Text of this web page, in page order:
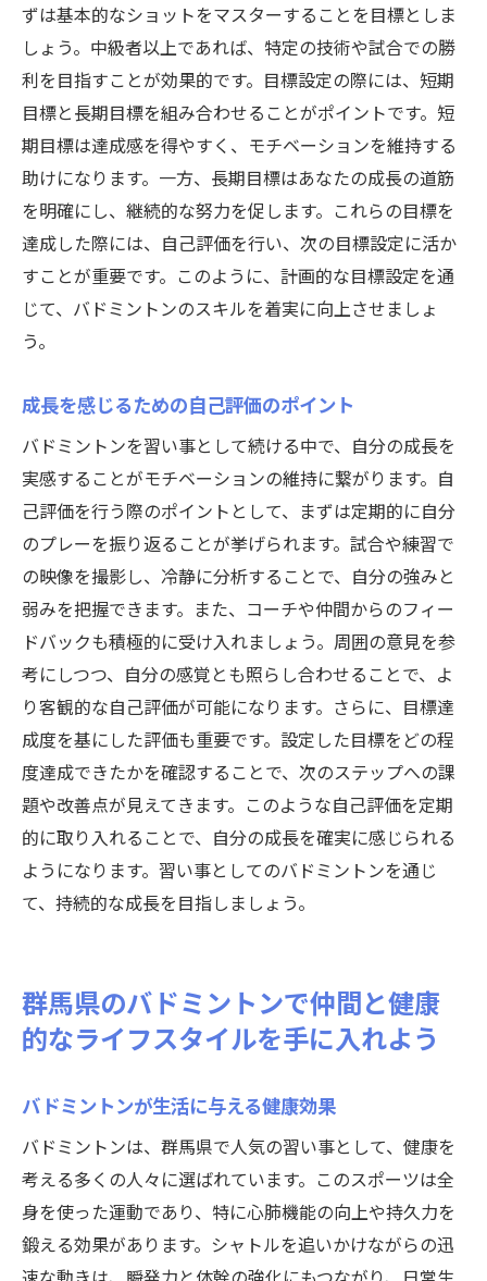
ずは基本的なショットをマスターすることを目標としま
しょう。中級者以上であれば、特定の技術や試合での勝
利を目指すことが効果的です。目標設定の際には、短期
目標と長期目標を組み合わせることがポイントです。短
期目標は達成感を得やすく、モチベーションを維持する
助けになります。一方、長期目標はあなたの成長の道筋
を明確にし、継続的な努力を促します。これらの目標を
達成した際には、自己評価を行い、次の目標設定に活か
すことが重要です。このように、計画的な目標設定を通
じて、バドミントンのスキルを着実に向上させましょ
う。
成長を感じるための自己評価のポイント
バドミントンを習い事として続ける中で、自分の成長を
実感することがモチベーションの維持に繋がります。自
己評価を行う際のポイントとして、まずは定期的に自分
のプレーを振り返ることが挙げられます。試合や練習で
の映像を撮影し、冷静に分析することで、自分の強みと
弱みを把握できます。また、コーチや仲間からのフィー
ドバックも積極的に受け入れましょう。周囲の意見を参
考にしつつ、自分の感覚とも照らし合わせることで、よ
り客観的な自己評価が可能になります。さらに、目標達
成度を基にした評価も重要です。設定した目標をどの程
度達成できたかを確認することで、次のステップへの課
題や改善点が見えてきます。このような自己評価を定期
的に取り入れることで、自分の成長を確実に感じられる
ようになります。習い事としてのバドミントンを通じ
て、持続的な成長を目指しましょう。
群馬県のバドミントンで仲間と健康
的なライフスタイルを手に入れよう
バドミントンが生活に与える健康効果
バドミントンは、群馬県で人気の習い事として、健康を
考える多くの人々に選ばれています。このスポーツは全
身を使った運動であり、特に心肺機能の向上や持久力を
鍛える効果があります。シャトルを追いかけながらの迅